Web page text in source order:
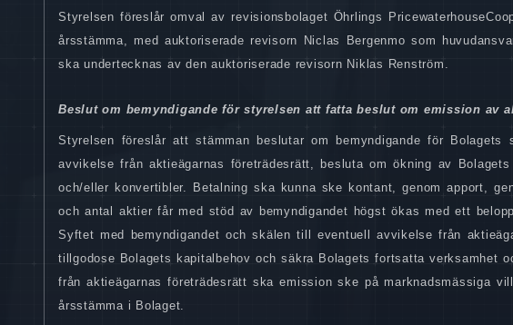
Styrelsen föreslår omval av revisionsbolaget Öhrlings
årsstämma, med auktoriserade revisorn Niclas Bergenmo som
ska undertecknas av den auktoriserade revisorn Niklas Renström.
Beslut om bemyndigande för styrelsen att fatta beslut om emission av
Styrelsen föreslår att stämman beslutar om bemyndigande för
avvikelse från aktieägarnas företrädesrätt, besluta om ökning av
och/eller konvertibler. Betalning ska kunna ske kontant, genom apport,
och antal aktier får med stöd av bemyndigandet högst ökas med ett
Syftet med bemyndigandet och skälen till eventuell avvikelse från
tillgodose Bolagets kapitalbehov och säkra Bolagets fortsatta verksamhet
från aktieägarnas företrädesrätt ska emission ske på marknadsmässiga
årsstämma i Bolaget.